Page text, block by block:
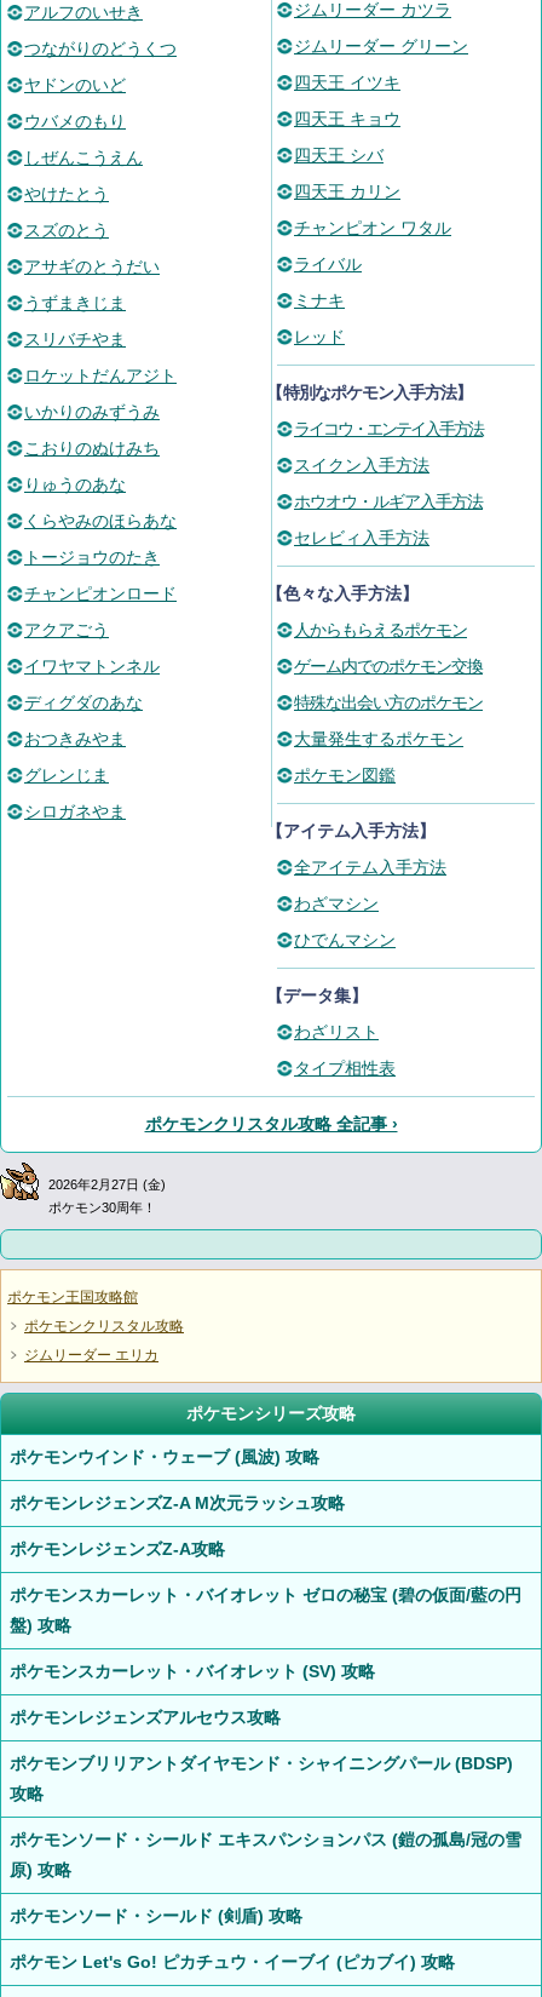
アルフのいせき
つながりのどうくつ
ヤドンのいど
ウバメのもり
しぜんこうえん
やけたとう
スズのとう
アサギのとうだい
うずまきじま
スリバチやま
ロケットだんアジト
いかりのみずうみ
こおりのぬけみち
りゅうのあな
くらやみのほらあな
トージョウのたき
チャンピオンロード
アクアごう
イワヤマトンネル
ディグダのあな
おつきみやま
グレンじま
シロガネやま
ジムリーダー カツラ
ジムリーダー グリーン
四天王 イツキ
四天王 キョウ
四天王 シバ
四天王 カリン
チャンピオン ワタル
ライバル
ミナキ
レッド
【特別なポケモン入手方法】
ライコウ・エンテイ入手方法
スイクン入手方法
ホウオウ・ルギア入手方法
セレビィ入手方法
【色々な入手方法】
人からもらえるポケモン
ゲーム内でのポケモン交換
特殊な出会い方のポケモン
大量発生するポケモン
ポケモン図鑑
【アイテム入手方法】
全アイテム入手方法
わざマシン
ひでんマシン
【データ集】
わざリスト
タイプ相性表
ポケモンクリスタル攻略 全記事 ›
2026年2月27日 (金)
ポケモン30周年！
ポケモン王国攻略館
ポケモンクリスタル攻略
ジムリーダー エリカ
ポケモンシリーズ攻略
ポケモンウインド・ウェーブ (風波) 攻略
ポケモンレジェンズZ-A M次元ラッシュ攻略
ポケモンレジェンズZ-A攻略
ポケモンスカーレット・バイオレット ゼロの秘宝 (碧の仮面/藍の円
盤) 攻略
ポケモンスカーレット・バイオレット (SV) 攻略
ポケモンレジェンズアルセウス攻略
ポケモンブリリアントダイヤモンド・シャイニングパール (BDSP)
攻略
ポケモンソード・シールド エキスパンションパス (鎧の孤島/冠の雪
原) 攻略
ポケモンソード・シールド (剣盾) 攻略
ポケモン Let's Go! ピカチュウ・イーブイ (ピカブイ) 攻略